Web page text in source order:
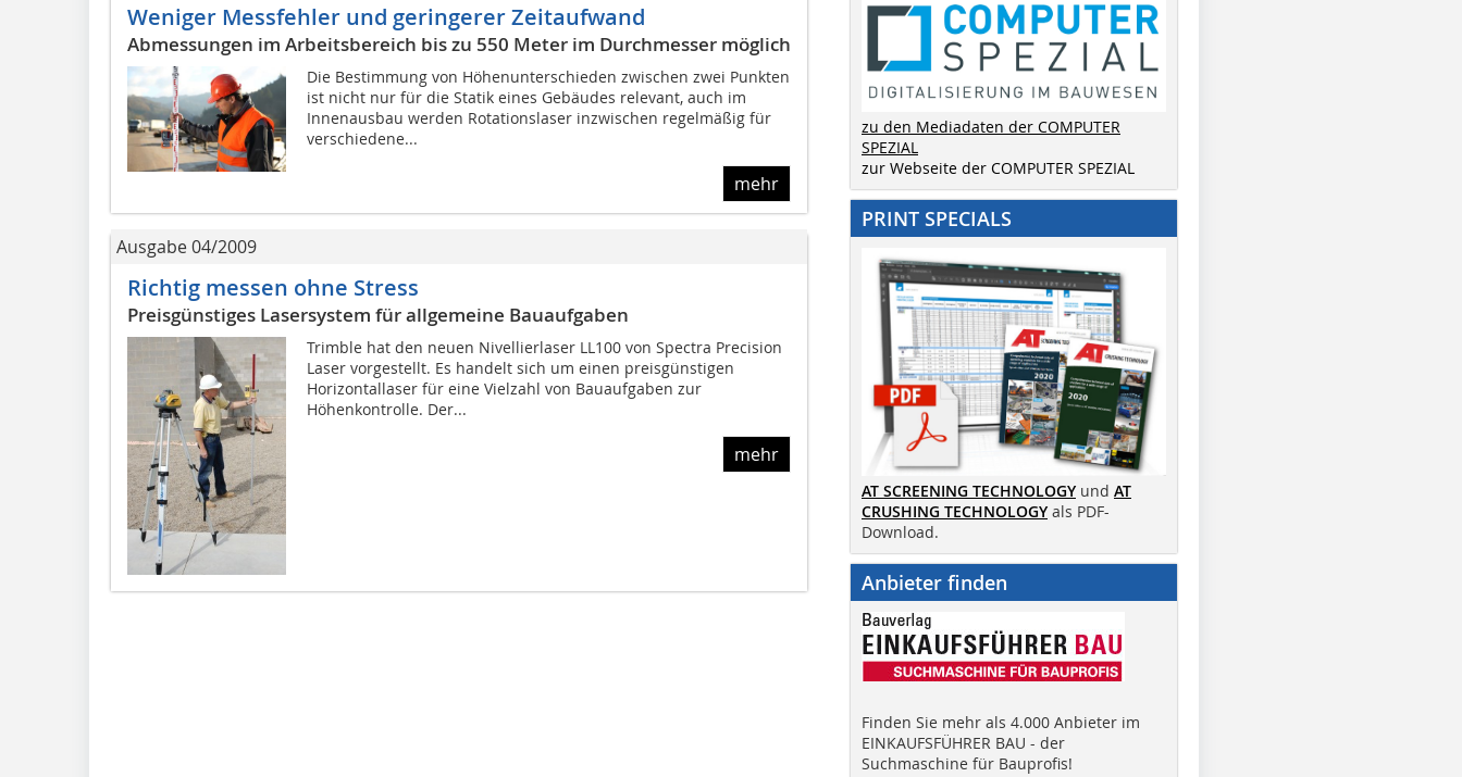
Weniger Messfehler und geringerer Zeitaufwand
Abmessungen im Arbeitsbereich bis zu 550 Meter im Durchmesser möglich
Die Bestimmung von Höhenunterschieden zwischen zwei Punkten
ist nicht nur für die Statik eines Gebäudes relevant, auch im
Innenausbau werden Rotationslaser inzwischen regelmäßig für
verschiedene...
mehr
Ausgabe 04/2009
Richtig messen ohne Stress
Preisgünstiges Lasersystem für allgemeine Bauaufgaben
Trimble hat den neuen Nivellierlaser LL100 von Spectra Precision
Laser vorgestellt. Es handelt sich um einen preisgünstigen
Horizontallaser für eine Vielzahl von Bauaufgaben zur
Höhenkontrolle. Der...
mehr
zu den Mediadaten der COMPUTER
SPEZIAL
zur Webseite der COMPUTER SPEZIAL
PRINT SPECIALS
AT SCREENING TECHNOLOGY und AT
CRUSHING TECHNOLOGY als PDF-
Download.
Anbieter finden
Finden Sie mehr als 4.000 Anbieter im
EINKAUFSFÜHRER BAU - der
Suchmaschine für Bauprofis!